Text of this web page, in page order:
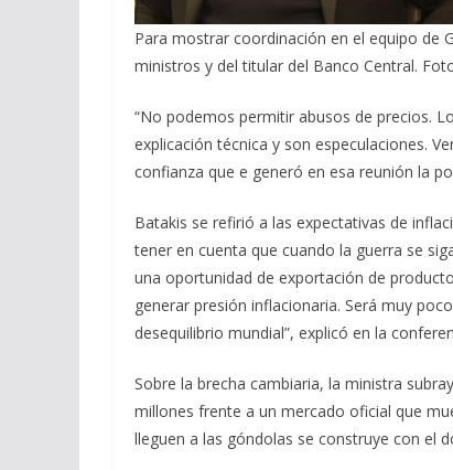
Para mostrar coordinación en el equipo de
ministros y del titular del Banco Central.
“No podemos permitir abusos de precios.
explicación técnica y son especulaciones.
confianza que e generó en esa reunión la
Batakis se refirió a las expectativas de
tener en cuenta que cuando la guerra se
una oportunidad de exportación de
generar presión inflacionaria. Será muy
desequilibrio mundial”, explicó en la
Sobre la brecha cambiaria, la ministra
millones frente a un mercado oficial que
lleguen a las góndolas se construye con el